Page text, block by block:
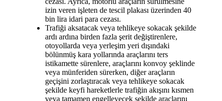
izin veren işleten de tescil plakası üzerinden 40
bin lira idari para cezası.
Trafiği aksatacak veya tehlikeye sokacak şekilde
ardı ardına birden fazla şerit değiştirenlere,
otoyollarda veya yerleşim yeri dışındaki
bölünmüş kara yollarında araçlarını ters
istikamette sürenlere, araçlarını konvoy şeklinde
veya münferiden sürerken, diğer araçların
geçişini zorlaştıracak veya tehlikeye sokacak
şekilde keyfi hareketlerle trafiğin akışını kısmen
veya tamamen engelleyecek şekilde araçlarını